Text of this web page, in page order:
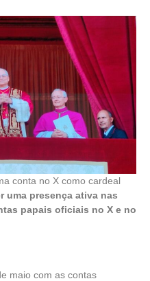
conta no X como cardeal
uma presença ativa nas
papais oficiais no X e no
maio com as contas